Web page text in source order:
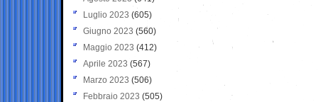
Luglio 2023 (605)
Giugno 2023 (560)
Maggio 2023 (412)
Aprile 2023 (567)
Marzo 2023 (506)
Febbraio 2023 (505)